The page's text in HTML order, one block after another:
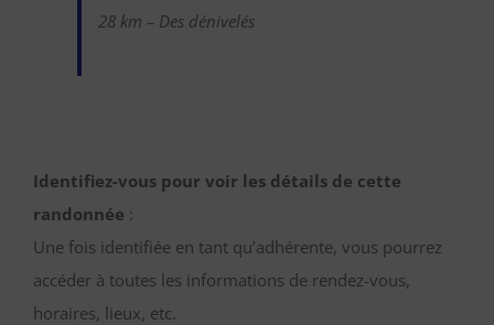
28 km – Des dénivelés
Identifiez-vous pour voir les détails de cette
randonnée :
Une fois identifiée en tant qu’adhérente, vous pourrez
accéder à toutes les informations de rendez-vous,
horaires, lieux, etc.